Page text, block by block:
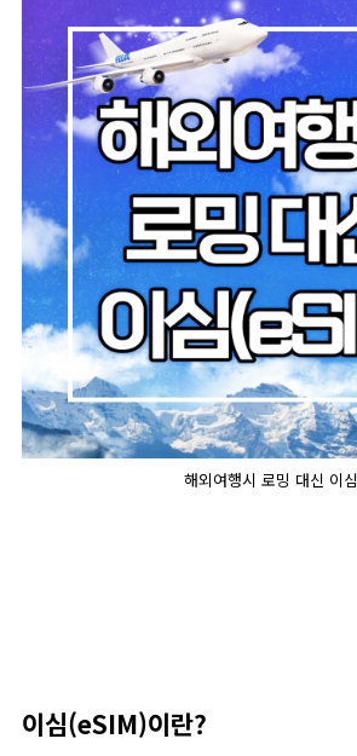
해외여행시 로밍 대신 이심
이심(eSIM)이란?